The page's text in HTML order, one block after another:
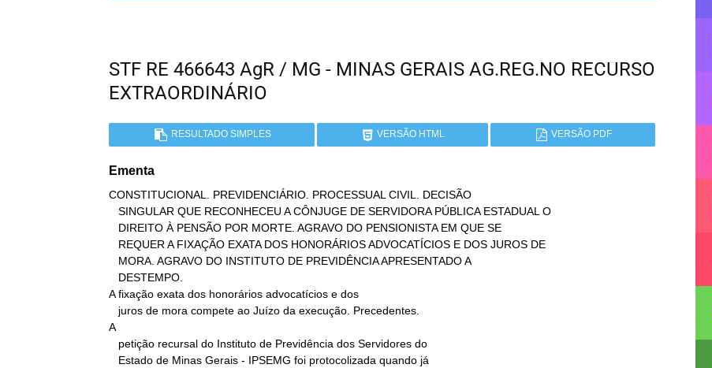
STF RE 466643 AgR / MG - MINAS GERAIS AG.REG.NO RECURSO
EXTRAORDINÁRIO
RESULTADO SIMPLES VERSÃO HTML VERSÃO PDF
Ementa
CONSTITUCIONAL. PREVIDENCIÁRIO. PROCESSUAL CIVIL. DECISÃO
A fixação exata dos honorários advocatícios e dos
A